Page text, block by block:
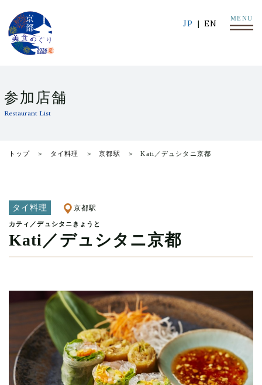
MENU
JP EN
参加店舗
Restaurant List
トップ タイ料理 京都駅 Kati／デュシタニ京都
タイ料理 京都駅
カティ／デュシタニきょうと
Kati／デュシタニ京都